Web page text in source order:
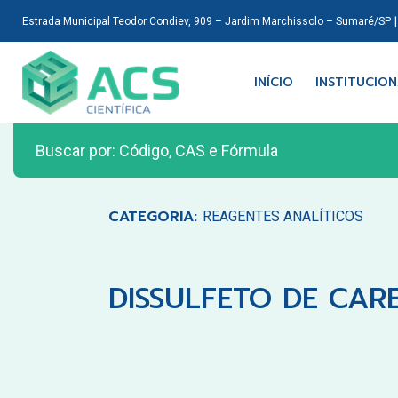
Estrada Municipal Teodor Condiev, 909 – Jardim Marchissolo – Sumaré/SP
INÍCIO
CATEGORIA: REAGENTES ANALÍTICOS
DISSULFETO DE